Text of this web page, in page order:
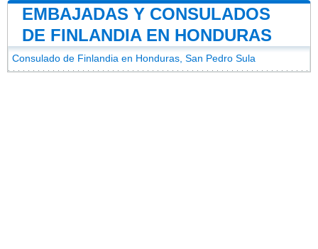
EMBAJADAS Y CONSULADOS
DE FINLANDIA EN HONDURAS
Consulado de Finlandia en Honduras, San Pedro Sula